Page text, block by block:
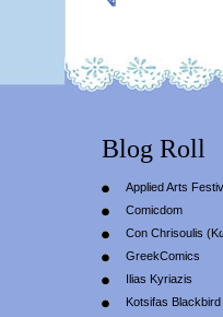
Blog Roll
Applied Arts
Comicdom
Con Chrisoulis
GreekComics
Ilias Kyriazis
Kotsifas Blackbird